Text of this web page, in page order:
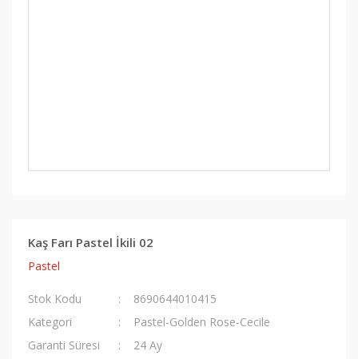
Kaş Farı Pastel İkili 02
Pastel
Stok Kodu
8690644010415
Kategori
Pastel-Golden Rose-Cecile
Garanti Süresi
24 Ay